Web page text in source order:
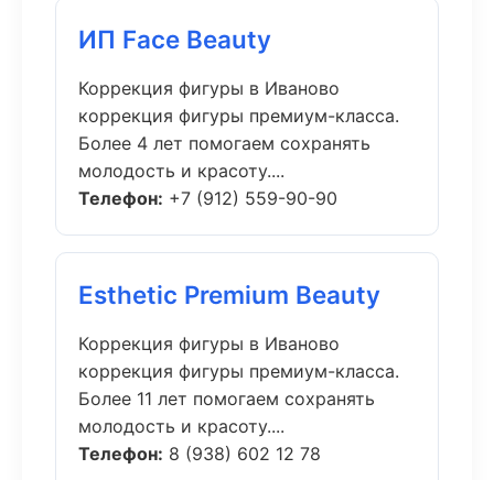
ИП Face Beauty
Коррекция фигуры в Иваново
коррекция фигуры премиум-класса.
Более 4 лет помогаем сохранять
молодость и красоту....
Телефон: +7 (912) 559-90-90
Esthetic Premium Beauty
Коррекция фигуры в Иваново
коррекция фигуры премиум-класса.
Более 11 лет помогаем сохранять
молодость и красоту....
Телефон: 8 (938) 602 12 78